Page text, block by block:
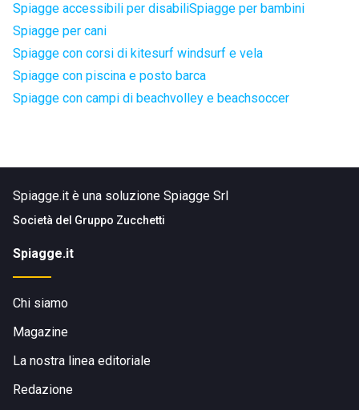
Spiagge accessibili per disabiliSpiagge per bambini
Spiagge per cani
Spiagge con corsi di kitesurf windsurf e vela
Spiagge con piscina e posto barca
Spiagge con campi di beachvolley e beachsoccer
Spiagge.it è una soluzione Spiagge Srl
Società del Gruppo Zucchetti
Spiagge.it
Chi siamo
Magazine
La nostra linea editoriale
Redazione